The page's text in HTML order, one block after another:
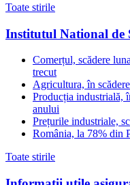
Toate stirile
Institutul National de
Comerțul, scădere
trecut
Agricultura, în
Producția industrială,
anului
Prețurile industriale,
România, la 78% din
Toate stirile